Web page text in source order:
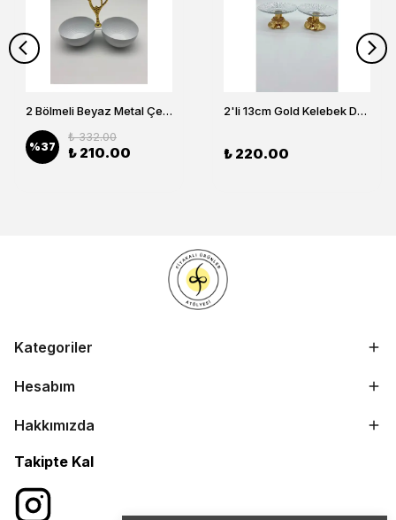
2 Bölmeli Beyaz Metal Çerezlik, Altın Dallı Çerez Tabağı
%37
₺ 332.00
₺ 210.00
2'li 13cm Gold Kelebek Detaylı Metal Ayaklı Cam Lokumluk , Sunumluk , Şekerlik, Çerezlik
₺ 220.00
Kategoriler
Hesabım
Hakkımızda
Takipte Kal